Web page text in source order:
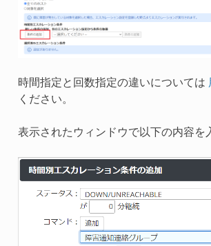
時間指定と回数指定の違いについては
ください。
表示されたウィンドウで以下の内容を